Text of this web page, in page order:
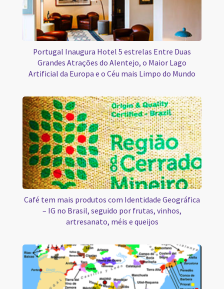
Portugal Inaugura Hotel 5 estrelas Entre Duas
Grandes Atrações do Alentejo, o Maior Lago
Artificial da Europa e o Céu mais Limpo do Mundo
Café tem mais produtos com Identidade Geográfica
– IG no Brasil, seguido por frutas, vinhos,
artresanato, méis e queijos